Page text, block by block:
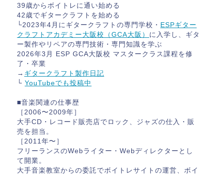
39歳からボイトレに通い始める
42歳でギタークラフトを始める
└2023年4月にギタークラフトの専門学校・ ESPギター
クラフトアカデミー大阪校（GCA大阪） に入学し、ギタ
ー製作やリペアの専門技術・専門知識を学ぶ
2026年3月 ESP GCA大阪校 マスタークラス課程を修
了・卒業
→ ギタークラフト製作日記
└ YouTubeでも投稿中
■音楽関連の仕事歴
［2006〜2009年］
大手CD・レコード販売店でロック、ジャズの仕入・販
売を担当。
［2011年〜］
フリーランスのWebライター・Webディレクターとし
て開業。
大手音楽教室からの委託でボイトレサイトの運営、ボイ